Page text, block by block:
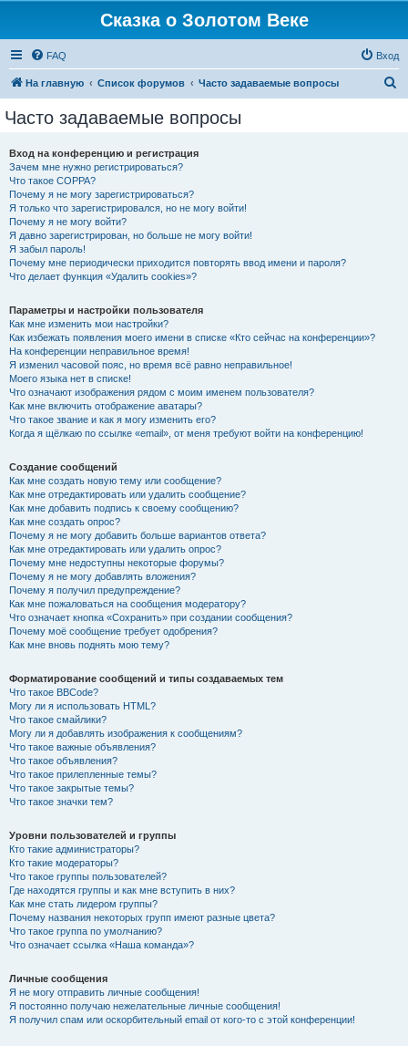
Сказка о Золотом Веке
FAQ Вход
На главную Список форумов Часто задаваемые вопросы
Часто задаваемые вопросы
Вход на конференцию и регистрация
Зачем мне нужно регистрироваться?
Что такое COPPA?
Почему я не могу зарегистрироваться?
Я только что зарегистрировался, но не могу войти!
Почему я не могу войти?
Я давно зарегистрирован, но больше не могу войти!
Я забыл пароль!
Почему мне периодически приходится повторять ввод имени и пароля?
Что делает функция «Удалить cookies»?
Параметры и настройки пользователя
Как мне изменить мои настройки?
Как избежать появления моего имени в списке «Кто сейчас на конференции»?
На конференции неправильное время!
Я изменил часовой пояс, но время всё равно неправильное!
Моего языка нет в списке!
Что означают изображения рядом с моим именем пользователя?
Как мне включить отображение аватары?
Что такое звание и как я могу изменить его?
Когда я щёлкаю по ссылке «email», от меня требуют войти на конференцию!
Создание сообщений
Как мне создать новую тему или сообщение?
Как мне отредактировать или удалить сообщение?
Как мне добавить подпись к своему сообщению?
Как мне создать опрос?
Почему я не могу добавить больше вариантов ответа?
Как мне отредактировать или удалить опрос?
Почему мне недоступны некоторые форумы?
Почему я не могу добавлять вложения?
Почему я получил предупреждение?
Как мне пожаловаться на сообщения модератору?
Что означает кнопка «Сохранить» при создании сообщения?
Почему моё сообщение требует одобрения?
Как мне вновь поднять мою тему?
Форматирование сообщений и типы создаваемых тем
Что такое BBCode?
Могу ли я использовать HTML?
Что такое смайлики?
Могу ли я добавлять изображения к сообщениям?
Что такое важные объявления?
Что такое объявления?
Что такое прилепленные темы?
Что такое закрытые темы?
Что такое значки тем?
Уровни пользователей и группы
Кто такие администраторы?
Кто такие модераторы?
Что такое группы пользователей?
Где находятся группы и как мне вступить в них?
Как мне стать лидером группы?
Почему названия некоторых групп имеют разные цвета?
Что такое группа по умолчанию?
Что означает ссылка «Наша команда»?
Личные сообщения
Я не могу отправить личные сообщения!
Я постоянно получаю нежелательные личные сообщения!
Я получил спам или оскорбительный email от кого-то с этой конференции!